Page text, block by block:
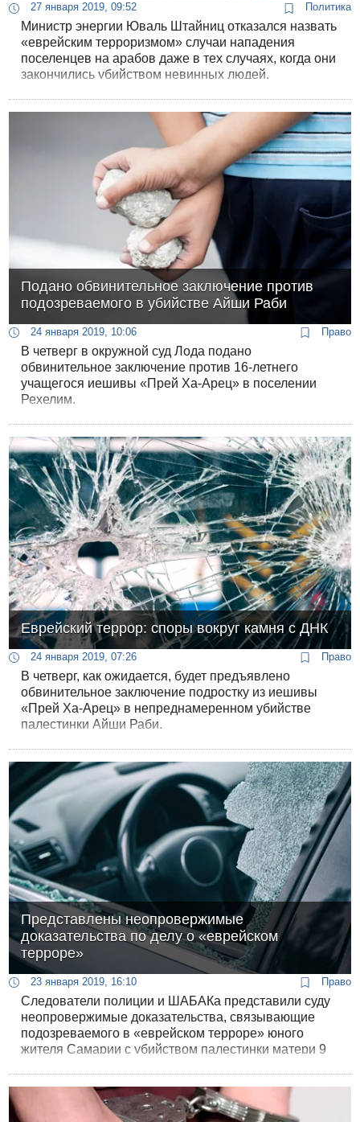
27 января 2019, 09:52 Политика
Министр энергии Юваль Штайниц отказался назвать
«еврейским терроризмом» случаи нападения
поселенцев на арабов даже в тех случаях, когда они
закончились убийством невинных людей.
Подано обвинительное заключение против
подозреваемого в убийстве Айши Раби
24 января 2019, 10:06 Право
В четверг в окружной суд Лода подано
обвинительное заключение против 16-летнего
учащегося иешивы «Прей Ха-Арец» в поселении
Рехелим.
Еврейский террор: споры вокруг камня с ДНК
24 января 2019, 07:26 Право
В четверг, как ожидается, будет предъявлено
обвинительное заключение подростку из иешивы
«Прей Ха-Арец» в непреднамеренном убийстве
палестинки Айши Раби.
Представлены неопровержимые
доказательства по делу о «еврейском
терроре»
23 января 2019, 16:10 Право
Следователи полиции и ШАБАКа представили суду
неопровержимые доказательства, связывающие
подозреваемого в «еврейском терроре» юного
жителя Самарии с убийством палестинки матери 9